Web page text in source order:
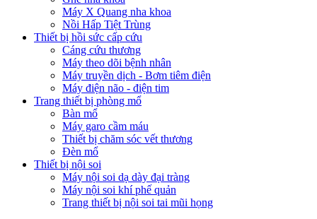
Máy X Quang nha khoa
Nồi Hấp Tiệt Trùng
Thiết bị hồi sức cấp cứu
Cáng cứu thương
Máy theo dõi bệnh nhân
Máy truyền dịch - Bơm tiêm điện
Máy điện não - điện tim
Trang thiết bị phòng mổ
Bàn mổ
Máy garo cầm máu
Thiết bị chăm sóc vết thương
Đèn mổ
Thiết bị nội soi
Máy nội soi dạ dày đại tràng
Máy nội soi khí phế quản
Trang thiết bị nội soi tai mũi họng